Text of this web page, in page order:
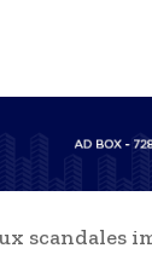
scandales